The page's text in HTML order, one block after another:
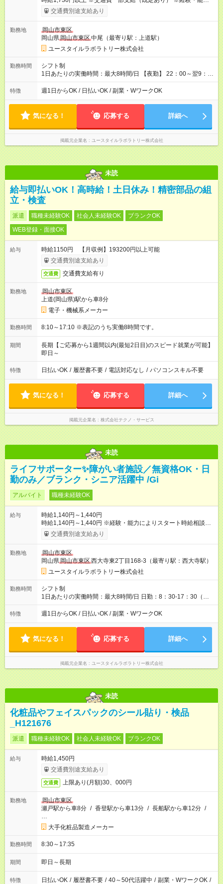
考慮して決定します 【収入例】 週1回勤務の場合：1,730円×8時
間×4回=5万5,360円 週3回勤務の場合：1,730円×8時間×12回
月 ※ 雇用形態と給与に、本採用時と異なる部分があります。 雇
用形態：本採用時と同じです。 給与：時給 1,480円以上
交通費別途支給あり
勤務地
岡山市東区
岡山県岡山市東区中尾（最寄り駅：上道駅）
ユースタイルラボラトリー株式会社
勤務時間
シフト制
1日あたりの実働時間：最大8時間/日 【夜勤】 22：00～翌9：
00 ※週1日～OK ／ 夜勤専従 ＊＊ 勤務時間例 ＊＊ ■22時か
ら翌7時 ■23時から翌8時 ■24時から翌9時 など ※上記の時間
ます。 ※曜日固定（毎週同じ曜日での勤務となります）
特徴 週1日からOK / 日払いOK / 副業・WワークOK
気になる！ 応募する 詳細へ
掲載元企業名 ユースタイルラボラトリー株式会社
未読
給与即払いOK！高時給！土日休み！精密部品の組
立・検査
派遣 職種未経験OK 社会人未経験OK
ブランクOK
WEB登録・面接OK
給与
時給1150円 【月収例】193200円以上可能
交通費別途支給あり
交通費 交通費支給有り
勤務地
岡山市東区
上道(岡山県)駅から車8分
電子・機械系メーカー
勤務時間 8:10～17:10 ※表記のうち実働8時間です。
期間
長期【ご応募から1週間以内(最短2日目)のスピード就業が可能】
即日～
特徴 日払いOK / 履歴書不要 / 電話対応なし / パソコンスキル不要
気になる！ 応募する 詳細へ
掲載元企業名 株式会社テクノ・サービス
未読
ライフサポーター✨障がい者施設／無資格OK・日
勤のみ／ブランク・シニア活躍中 /Gi
アルバイト 職種未経験OK
給与
時給1,140円～1,440円
時給1,140円～1,440円 ※経験・能力によりスタート時給相談
可・昇給可 ＜給与例＞ 週4日×6時間×1,140円＝約109,400円
【試用期間】試用期間あり 試用期間の長さ：3ヶ月 雇用形態、
交通費別途支給あり
勤務地
岡山市東区
岡山県岡山市東区西大寺東2丁目168-3（最寄り駅：西大寺駅）
ユースタイルラボラトリー株式会社
勤務時間
シフト制
1日あたりの実働時間：最大8時間/日 日勤：8：30-17：30（休
憩法定通り）
特徴 週1日からOK / 日払いOK / 副業・WワークOK
気になる！ 応募する 詳細へ
掲載元企業名 ユースタイルラボラトリー株式会社
未読
化粧品やフェイスパックのシール貼り・検品
_H121676
派遣 職種未経験OK 社会人未経験OK ブランクOK
給与
時給1,450円
交通費別途支給あり
交通費 上限あり(月額)30、000円
勤務地
岡山市東区
瀬戸駅から車8分 / 香登駅から車13分 / 長船駅から車12分 /
…
大手化粧品製造メーカー
勤務時間 8:30～17:35
期間 即日～長期
特徴 日払いOK / 履歴書不要 / 40～50代活躍中 / 副業・WワークOK /